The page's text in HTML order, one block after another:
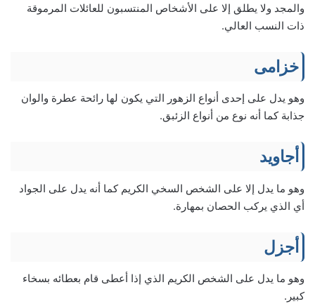
والمجد ولا يطلق إلا على الأشخاص المنتسبون للعائلات المرموقة
ذات النسب العالي.
خزامى
وهو يدل على إحدى أنواع الزهور التي يكون لها رائحة عطرة والوان
جذابة كما أنه نوع من أنواع الزئبق.
أجاويد
وهو ما يدل إلا على الشخص السخي الكريم كما أنه يدل على الجواد
أي الذي يركب الحصان بمهارة.
أجزل
وهو ما يدل على الشخص الكريم الذي إذا أعطى قام بعطائه بسخاء
كبير.